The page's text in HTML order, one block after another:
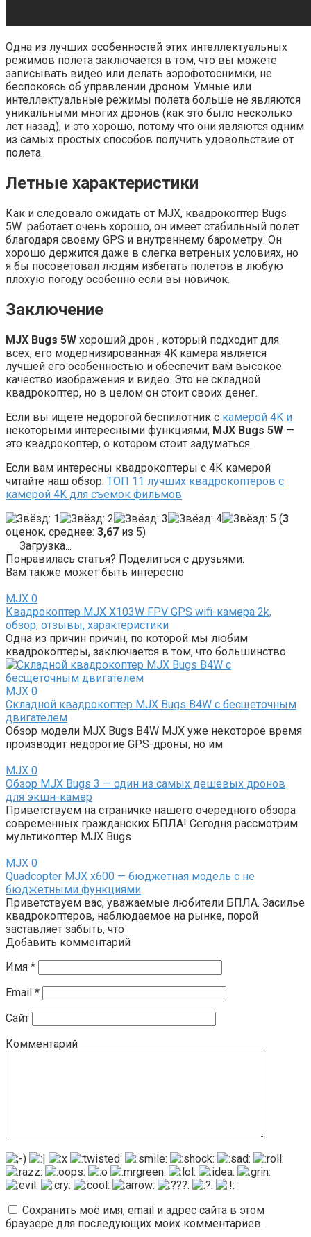
Одна из лучших особенностей этих интеллектуальных
режимов полета заключается в том, что вы можете
записывать видео или делать аэрофотоснимки, не
беспокоясь об управлении дроном. Умные или
интеллектуальные режимы полета больше не являются
уникальными многих дронов (как это было несколько
лет назад), и это хорошо, потому что они являются одним
из самых простых способов получить удовольствие от
полета.
Летные характеристики
Как и следовало ожидать от MJX, квадрокоптер Bugs
5W работает очень хорошо, он имеет стабильный полет
благодаря своему GPS и внутреннему барометру. Он
хорошо держится даже в слегка ветреных условиях, но
я бы посоветовал людям избегать полетов в любую
плохую погоду особенно если вы новичок.
Заключение
MJX Bugs 5W хороший дрон , который подходит для
всех, его модернизированная 4K камера является
лучшей его особенностью и обеспечит вам высокое
качество изображения и видео. Это не складной
квадрокоптер, но в целом он стоит своих денег.
Если вы ищете недорогой беспилотник с камерой 4K и
некоторыми интересными функциями, MJX Bugs 5W —
это квадрокоптер, о котором стоит задуматься.
Если вам интересны квадрокоптеры с 4К камерой
читайте наш обзор: ТОП 11 лучших квадрокоптеров с
камерой 4K для съемок фильмов
(3
оценок, среднее: 3,67 из 5)
Загрузка...
Понравилась статья? Поделиться с друзьями:
Вам также может быть интересно
MJX 0
Квадрокоптер MJX X103W FPV GPS wifi-камера 2k,
обзор, отзывы, характеристики
Одна из причин причин, по которой мы любим
квадрокоптеры, заключается в том, что большинство
MJX 0
Складной квадрокоптер MJX Bugs B4W с бесщеточным
двигателем
Обзор модели MJX Bugs B4W MJX уже некоторое время
производит недорогие GPS-дроны, но им
MJX 0
Обзор MJX Bugs 3 — один из самых дешевых дронов
для экшн-камер
Приветствуем на страничке нашего очередного обзора
современных гражданских БПЛА! Сегодня рассмотрим
мультикоптер MJX Bugs
MJX 0
Quadcopter MJX x600 — бюджетная модель с не
бюджетными функциями
Приветствуем вас, уважаемые любители БПЛА. Засилье
квадрокоптеров, наблюдаемое на рынке, порой
заставляет забыть, что
Добавить комментарий
Имя *
Email *
Сайт
Комментарий
Сохранить моё имя, email и адрес сайта в этом
браузере для последующих моих комментариев.